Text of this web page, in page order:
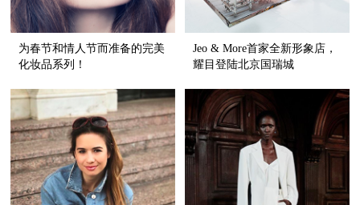
为春节和情人节而准备的完美
化妆品系列！
Jeo & More首家全新形象店，
耀目登陆北京国瑞城